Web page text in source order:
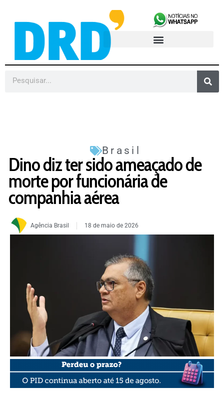
Brasil
Dino diz ter sido ameaçado de
morte por funcionária de
companhia aérea
Agência Brasil 18 de maio de 2026
FOTO: Rosinei Coutinho